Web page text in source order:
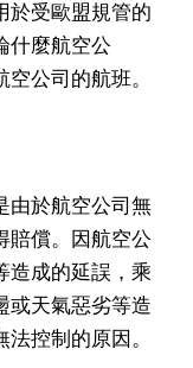
於受歐盟規管的
什麼航空公
公司的航班。
由於航空公司無
賠償。因航空公
造成的延誤，乘
或天氣惡劣等造
控制的原因。